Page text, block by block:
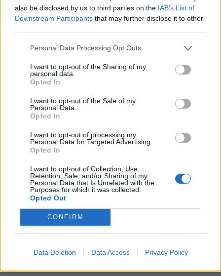
also be disclosed by us to third parties on the IAB’s List of
Downstream Participants that may further disclose it to other
Personal Data Processing Opt Outs
I want to opt-out of the Sharing of my
personal data.
Opted In
I want to opt-out of the Sale of my
Personal Data.
Opted In
I want to opt-out of processing my
Personal Data for Targeted Advertising.
Opted In
I want to opt-out of Collection, Use,
Retention, Sale, and/or Sharing of my
Personal Data that Is Unrelated with the
Purposes for which it was collected.
Opted Out
CONFIRM
Data Deletion Data Access Privacy Policy
Τελευταία τροποποίηση στις 18/01/2023 - 19:52
ΓΚΑΓΚΑ
ΝΟΣΟΚΟΜΕΙΑ
ΠΕΡΙΣΣΟΤΕΡΑ ΣΤΗΝ ΙΔΙΑ